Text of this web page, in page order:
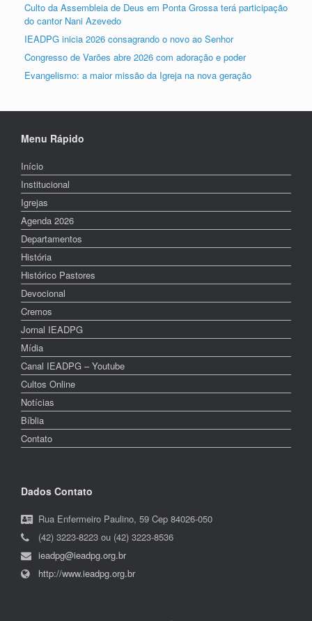
Culto da Assembleia de Deus em Ponta Grossa terá participação
do cantor Nani Azevedo
IEADPG inicia 2026 consagrando o novo ao Senhor
Congresso de Varões abre 2026 com adoração e poder
Evangelismo: a maior missão da Igreja na nova geração
Menu Rápido
Início
Institucional
Igrejas
Agenda 2026
Departamentos
História
Histórico Pastores
Devocional
Cremos
Jornal IEADPG
Mídia
Canal IEADPG – Youtube
Cultos Online
Notícias
Bíblia
Contato
Dados Contato
Rua Enfermeiro Paulino, 59 Cep 84026-050
(42) 3223-8223 ou (42) 3223-8536
ieadpg@ieadpg.org.br
http://www.ieadpg.org.br